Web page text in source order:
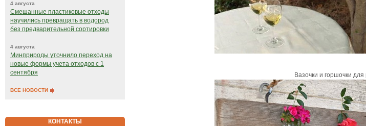
4 августа
Смешанные пластиковые отходы
научились превращать в водород
без предварительной сортировки
4 августа
Минприроды уточнило переход на
новые формы учета отходов с 1
сентября
ВСЕ НОВОСТИ
КОНТАКТЫ
Вазочки и горшочки